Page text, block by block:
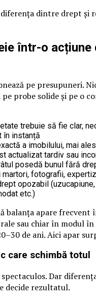
dintre drept și
într-o acțiune
pe presupuneri.
pe probe solide și pe o
trebuie să fie clar,
în instanță
a imobilului, mai
actualizat tardiv sau
posedă bunul fără
martori, fotografii,
opozabil
etc.)
balanța apare frecvent
sau chiar în modul
de ani. Aici apar
care schimbă totul
Dar
decide rezultatul.